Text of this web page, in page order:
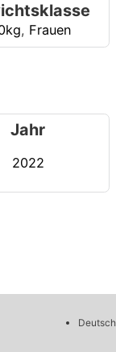
, Frauen
Jahr
2022
Deutsch